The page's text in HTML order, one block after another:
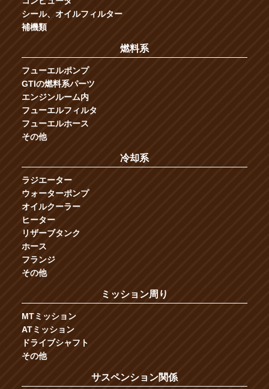
シール、オイルフィルター
補機類
燃料系
フューエルポンプ
GTIの燃料系パーツ
エンジンルーム内
フューエルフィルタ
フューエルホース
その他
冷却系
ラジエーター
ウォーターポンプ
オイルクーラー
ヒーター
リザーブタンク
ホース
フランジ
その他
ミッション周り
MTミッション
ATミッション
ドライブシャフト
その他
サスペンション関係